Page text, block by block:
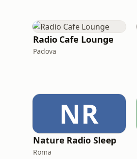
Radio Cafe Lounge
Padova
NR
Nature Radio Sleep
Roma